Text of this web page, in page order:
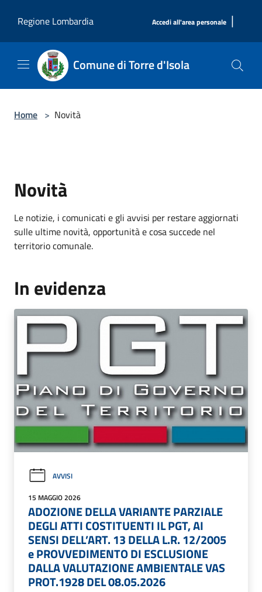
Regione Lombardia
Accedi all'area personale |
Comune di Torre d'Isola
Home > Novità
Novità
Le notizie, i comunicati e gli avvisi per restare aggiornati
sulle ultime novità, opportunità e cosa succede nel
territorio comunale.
In evidenza
AVVISI
15 MAGGIO 2026
ADOZIONE DELLA VARIANTE PARZIALE
DEGLI ATTI COSTITUENTI IL PGT, AI
SENSI DELL’ART. 13 DELLA L.R. 12/2005
e PROVVEDIMENTO DI ESCLUSIONE
DALLA VALUTAZIONE AMBIENTALE VAS
PROT.1928 DEL 08.05.2026